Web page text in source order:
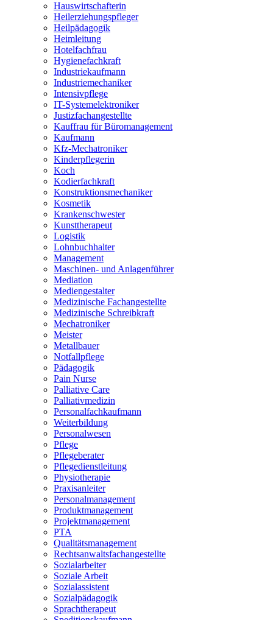
Hauswirtschafterin
Heilerziehungspfleger
Heilpädagogik
Heimleitung
Hotelfachfrau
Hygienefachkraft
Industriekaufmann
Industriemechaniker
Intensivpflege
IT-Systemelektroniker
Justizfachangestellte
Kauffrau für Büromanagement
Kaufmann
Kfz-Mechatroniker
Kinderpflegerin
Koch
Kodierfachkraft
Konstruktionsmechaniker
Kosmetik
Krankenschwester
Kunsttherapeut
Logistik
Lohnbuchhalter
Management
Maschinen- und Anlagenführer
Mediation
Mediengestalter
Medizinische Fachangestellte
Medizinische Schreibkraft
Mechatroniker
Meister
Metallbauer
Notfallpflege
Pädagogik
Pain Nurse
Palliative Care
Palliativmedizin
Personalfachkaufmann
Weiterbildung
Personalwesen
Pflege
Pflegeberater
Pflegedienstleitung
Physiotherapie
Praxisanleiter
Personalmanagement
Produktmanagement
Projektmanagement
PTA
Qualitätsmanagement
Rechtsanwaltsfachangestellte
Sozialarbeiter
Soziale Arbeit
Sozialassistent
Sozialpädagogik
Sprachtherapeut